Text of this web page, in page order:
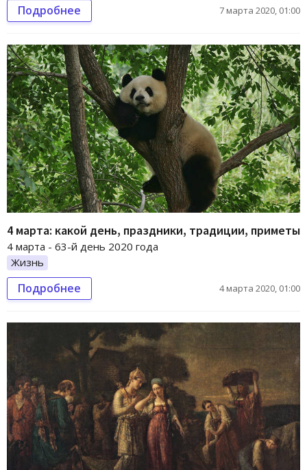
Подробнее 7 марта 2020, 01:00
4 марта: какой день, праздники, традиции, приметы
4 марта - 63-й день 2020 года
Жизнь
Подробнее 4 марта 2020, 01:00